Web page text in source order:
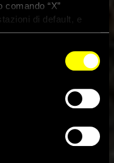
“X”
di default, e
con i cookie
israeliani
bambine